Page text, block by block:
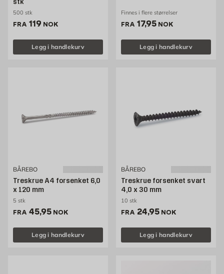
stk
500 stk
FRA Pris 119 NOK /stk
119 NOK
Legg i handlekurv
Finnes i flere størrelser
FRA Pris 17.95 NOK /stk
17,95 NOK
Legg i handlekurv
BÅREBO
Treskrue A4 forsenket 6,0
x 120 mm
5 stk
FRA Pris 45.95 NOK /stk
45,95 NOK
Legg i handlekurv
BÅREBO
Treskrue forsenket svart
4,0 x 30 mm
10 stk
FRA Pris 24.95 NOK /stk
24,95 NOK
Legg i handlekurv